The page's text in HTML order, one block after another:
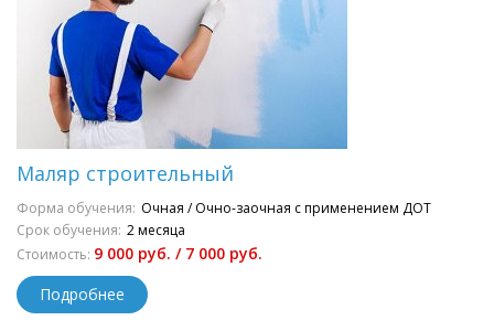
Маляр строительный
Форма обучения: Очная / Очно-заочная с применением ДОТ
Срок обучения: 2 месяца
Стоимость: 9 000 руб. / 7 000 руб.
Подробнее